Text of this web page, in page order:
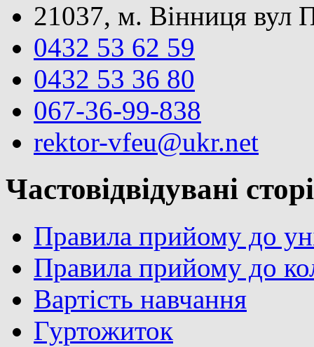
21037, м. Вінниця вул
0432 53 62 59
0432 53 36 80
067-36-99-838
rektor-vfeu@ukr.net
Частовідвідувані
Правила прийому до
Правила прийому до
Вартість навчання
Гуртожиток